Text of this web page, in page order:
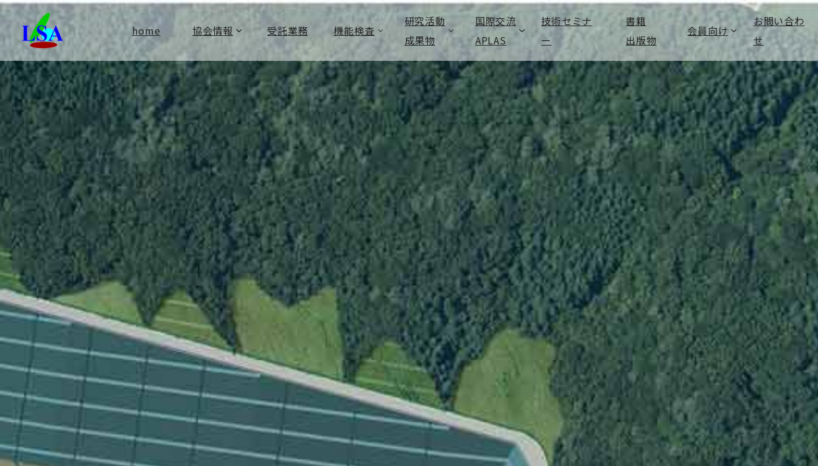
home 協会情報 受託業務 機能検査
研究活動
成果物
国際交流
APLAS
技術セミナ
ー
書籍
出版物
会員向け
お問い合わ
せ